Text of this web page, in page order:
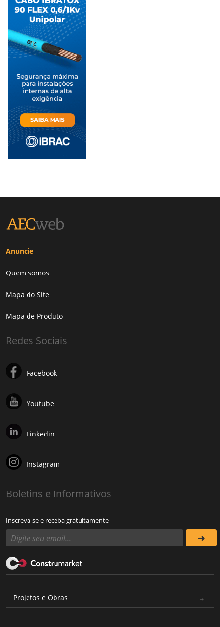
Anuncie
Quem somos
Mapa do Site
Mapa de Produto
Redes Sociais
Facebook
Youtube
Linkedin
Instagram
Boletins e Informativos
Inscreva-se e receba gratuitamente
Projetos e Obras